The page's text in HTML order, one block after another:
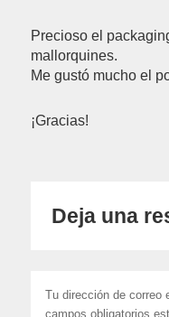
Precioso el
mallorquines.
Me gustó mucho el
¡Gracias!
Deja una
Tu dirección de correo
campos obligatorios